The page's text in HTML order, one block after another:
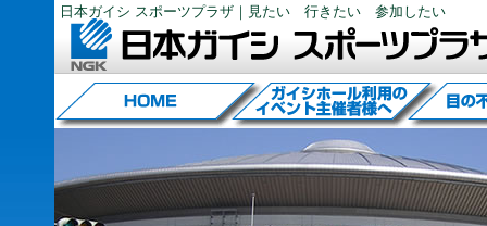
日本ガイシ スポーツプラザ｜見たい 行きたい 参加したい